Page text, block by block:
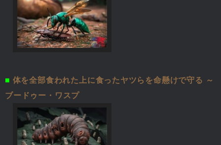
■ 体を全部食われた上に食ったヤツらを命懸けで守る ～
ブードゥー・ワスプ